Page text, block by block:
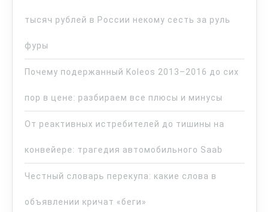
тысяч рублей в России некому сесть за руль
фуры
Почему подержанный Koleos 2013–2016 до сих
пор в цене: разбираем все плюсы и минусы
От реактивных истребителей до тишины на
конвейере: трагедия автомобильного Saab
Честный словарь перекупа: какие слова в
объявлении кричат «беги»